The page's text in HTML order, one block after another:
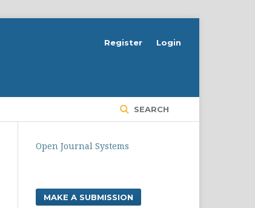
SEARCH
Register Login
Open Journal Systems
MAKE A SUBMISSION